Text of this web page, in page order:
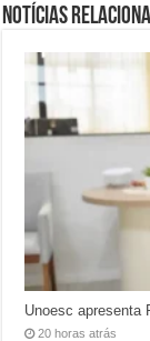
Notícias
Unoesc apresenta
20 horas atrás